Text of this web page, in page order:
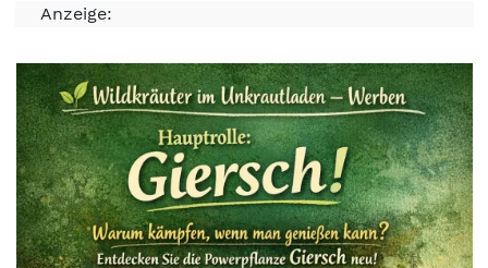
Anzeige: